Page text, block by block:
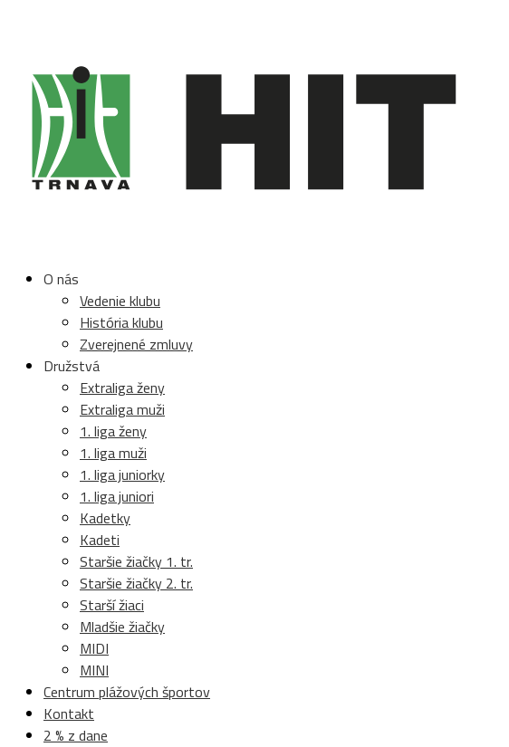
O nás
Vedenie klubu
História klubu
Zverejnené zmluvy
Družstvá
Extraliga ženy
Extraliga muži
1. liga ženy
1. liga muži
1. liga juniorky
1. liga juniori
Kadetky
Kadeti
Staršie žiačky 1. tr.
Staršie žiačky 2. tr.
Starší žiaci
Mladšie žiačky
MIDI
MINI
Centrum plážových športov
Kontakt
2 % z dane